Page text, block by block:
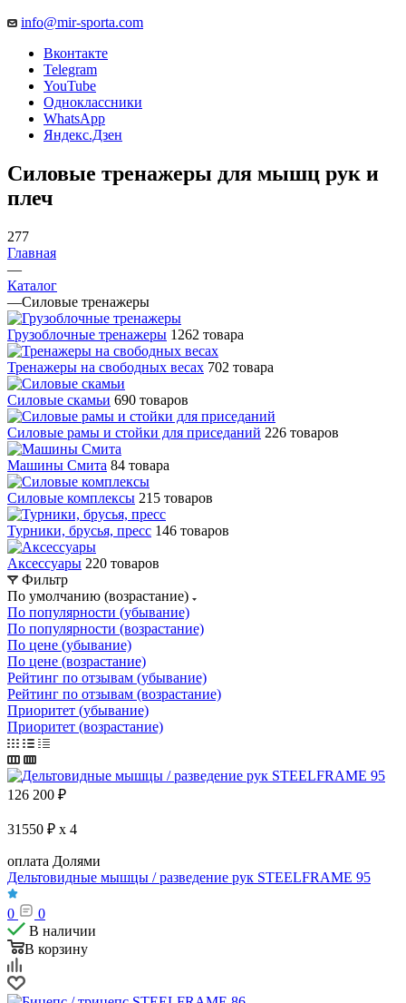
info@mir-sporta.com
Вконтакте
Telegram
YouTube
Одноклассники
WhatsApp
Яндекс.Дзен
Силовые тренажеры для мышц рук и
плеч
277
Главная
—
Каталог
—Силовые тренажеры
Грузоблочные тренажеры 1262 товара
Тренажеры на свободных весах 702 товара
Силовые скамьи 690 товаров
Силовые рамы и стойки для приседаний 226 товаров
Машины Смита 84 товара
Силовые комплексы 215 товаров
Турники, брусья, пресс 146 товаров
Аксессуары 220 товаров
Фильтр
По умолчанию (возрастание)
По популярности (убывание)
По популярности (возрастание)
По цене (убывание)
По цене (возрастание)
Рейтинг по отзывам (убывание)
Рейтинг по отзывам (возрастание)
Приоритет (убывание)
Приоритет (возрастание)
126 200 ₽
31550 ₽ x 4
оплата Долями
Дельтовидные мышцы / разведение рук STEELFRAME 95
0
0
В наличии
В корзину